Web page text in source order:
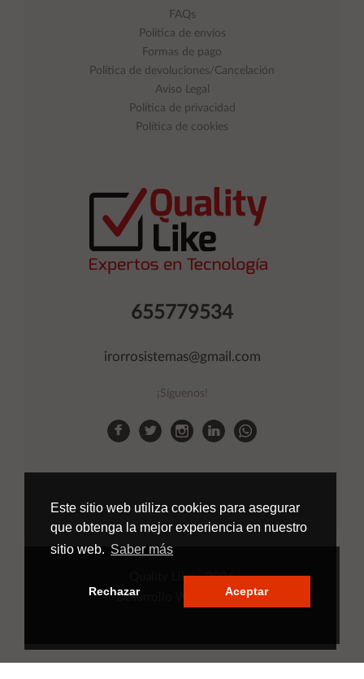
Este sitio web utiliza cookies para asegurar
que obtenga la mejor experiencia en nuestro
sitio web. Saber más
Rechazar Aceptar
655779534
irorrosistemas@gmail.com
¡Síguenos!
FAQs
Política de envíos
Formas de pago
Política de devoluciones/Cancelación
Aviso Legal
Política de privacidad
Política de cookies
Quality Like- 2026
Desarrollo Web
Applinet